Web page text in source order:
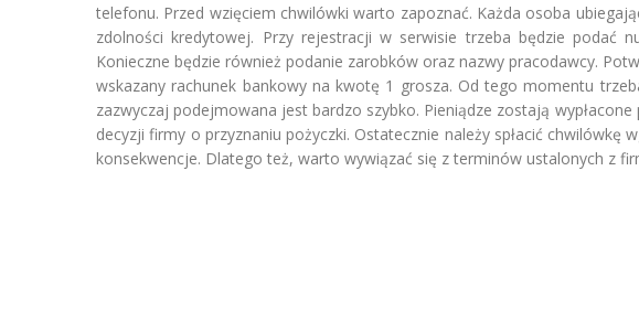
telefonu. Przed wzięciem chwilówki warto zapoznać. Każda osoba
zdolności kredytowej. Przy rejestracji w serwisie trzeba będzie podać
Konieczne będzie również podanie zarobków oraz nazwy pracodawcy.
wskazany rachunek bankowy na kwotę 1 grosza. Od tego momentu
zazwyczaj podejmowana jest bardzo szybko. Pieniądze zostają
decyzji firmy o przyznaniu pożyczki. Ostatecznie należy spłacić chwilówkę
konsekwencje. Dlatego też, warto wywiązać się z terminów ustalonych z